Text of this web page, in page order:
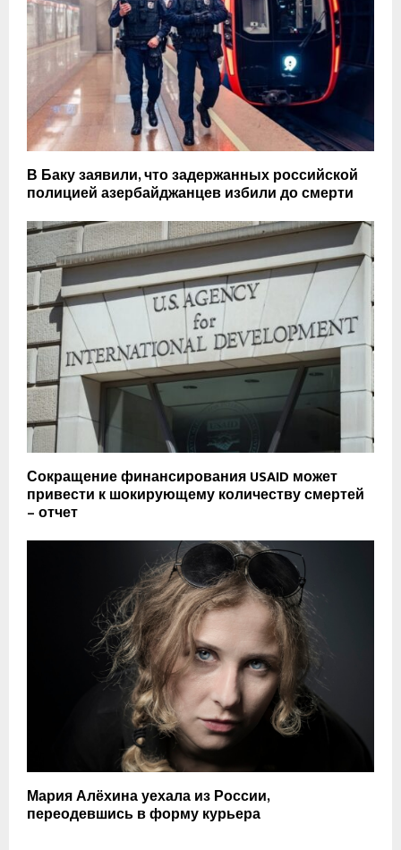
В Баку заявили, что задержанных российской
полицией азербайджанцев избили до смерти
Сокращение финансирования USAID может
привести к шокирующему количеству смертей
– отчет
Мария Алёхина уехала из России,
переодевшись в форму курьера